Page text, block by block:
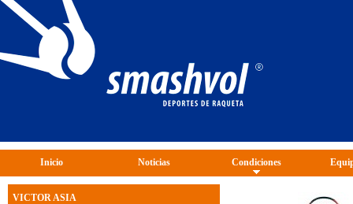
Inicio Noticias Condiciones
VICTOR ASIA